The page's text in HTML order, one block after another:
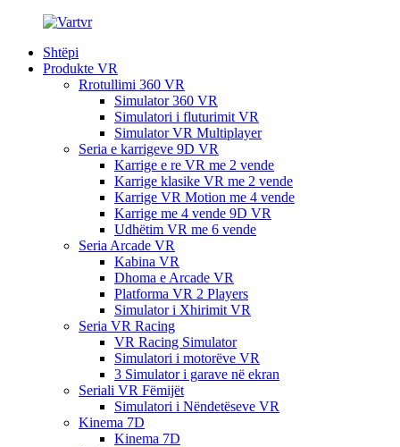
Shtëpi
Produkte VR
Rrotullimi 360 VR
Simulator 360 VR
Simulatori i fluturimit VR
Simulator VR Multiplayer
Seria e karrigeve 9D VR
Karrige e re VR me 2 vende
Karrige klasike VR me 2 vende
Karrige VR Motion me 4 vende
Karrige me 4 vende 9D VR
Udhëtim VR me 6 vende
Seria Arcade VR
Kabina VR
Dhoma e Arcade VR
Platforma VR 2 Players
Simulator i Xhirimit VR
Seria VR Racing
VR Racing Simulator
Simulatori i motorëve VR
3 Simulator i garave në ekran
Seriali VR Fëmijët
Simulatori i Nëndetëseve VR
Kinema 7D
Kinema 7D